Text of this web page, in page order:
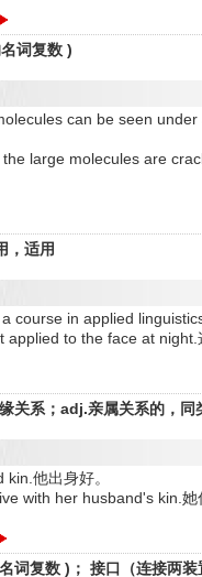
词复数 )
can be seen
large molecules are
，适用
course in applied
applied to the face at night.
关系；adj.亲属关系的，同
他出身好。
with her husband's kin.她
词复数 )； 接口（连接两装